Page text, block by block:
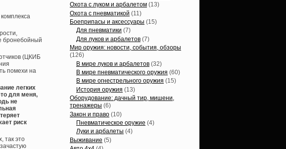
бронебойный
(ЦКИБ
помехи на
легких
для меня,
не
риск
так это
Охота с луком и арбалетом (13)
Охота с пневматикой (11)
Боеприпасы и аксессуары (15)
Для пневматики (7)
Для луков и арбалетов (7)
Мир оружия: новости, события, обзоры
(126)
В мире луков и арбалетов (32)
В мире пневматического оружия (60)
В мире огнестрельного оружия (15)
История оружия (13)
Оборудование: дачный тир, мишени,
тренажеры (6)
Закон и право (10)
Пневматическое оружие (4)
Луки и арбалеты (4)
Выживание (5)